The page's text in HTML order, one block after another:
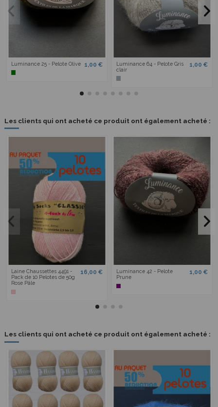
Luminance 25 - Pelote Olive 1,00 €
Luminance 64 - Pelote Gris
clair
1,00 €
Les clients qui ont acheté ce produit ont également acheté :
Laine Chaussettes 4491 -
Pack de 10 Pelotes de 50g
Rose Pâle
16,00 €
Luminance 42 - Pelote
Prune
1,00 €
Les clients qui ont acheté ce produit ont également acheté :